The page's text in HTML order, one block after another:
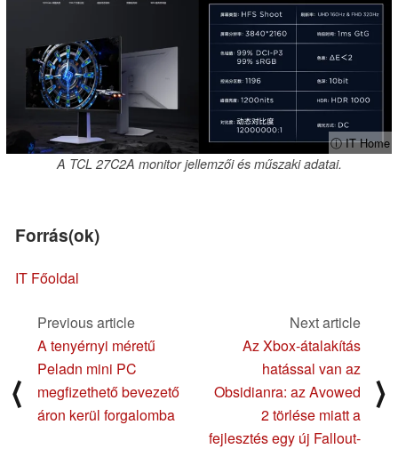
ⓘ IT Home
A TCL 27C2A monitor jellemzői és műszaki adatai.
Forrás(ok)
IT Főoldal
⟨
Previous article
A tenyérnyi méretű
Peladn mini PC
megfizethető bevezető
áron kerül forgalomba
Next article
Az Xbox-átalakítás
hatással van az
Obsidianra: az Avowed
2 törlése miatt a
fejlesztés egy új Fallout-
⟩